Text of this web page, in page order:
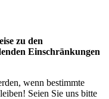
zu den
Einschränkungen
wenn bestimmte
Seien Sie uns bitte